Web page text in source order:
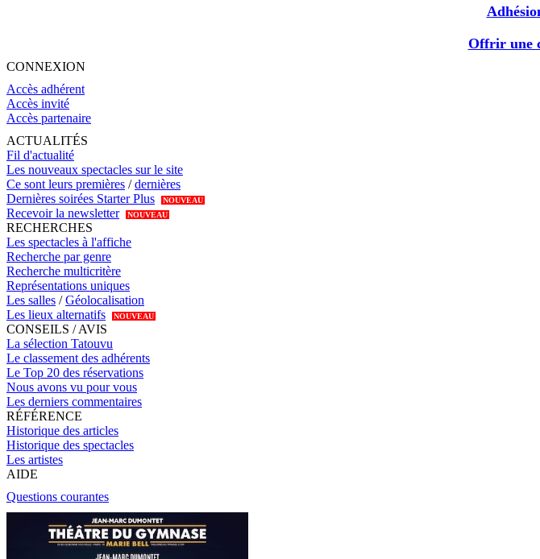
Offrir une
CONNEXION
Accès adhérent
Accès invité
Accès partenaire
ACTUALITÉS
Fil d'actualité
Les nouveaux spectacles sur le site
Ce sont leurs premières /dernières
Dernières soirées Starter Plus
NOUVEAU
Recevoir la newsletter NOUVEAU
RECHERCHES
Les spectacles à l'affiche
Recherche par genre
Recherche multicritère
Représentations uniques
Les salles /Géolocalisation
Les lieux alternatifs
NOUVEAU
CONSEILS / AVIS
La sélection Tatouvu
Le classement des adhérents
Le Top 20 des réservations
Nous avons vu pour vous
Les derniers commentaires
RÉFÉRENCE
Historique des articles
Historique des spectacles
Les artistes
AIDE
Questions courantes